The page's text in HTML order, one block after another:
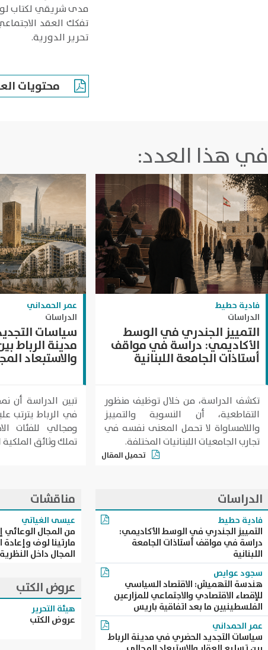
مدى شريقي لكتاب
تفكك العقد
تحرير الدورية.
محتويات
في هذا العدد:
فادية حطيط
الدراسات
التمييز الجندري في الوسط
الأكاديمي: دراسة في مواقف
أستاذات الجامعة اللبنانية
تكشف الدراسة، من خلال توظيف منظور
التقاطعية، أن النسوية والتمييز
واللامساواة لا تحمل المعنى نفسه في
تجارب الجامعيات اللبنانيات المختلفة.
تحميل المقال
عمر الحمداني
الدراسات
سياسات
مدينة الرباط
والاستبعاد
تبين الدراسة أن
في الرباط يترتب
ومجالي للفئات
تملك وثائق الملكية
الدراسات
فادية حطيط
التمييز الجندري في الوسط الأكاديمي:
دراسة في مواقف أستاذات الجامعة
اللبنانية
سجود عوايص
هندسة التهميش: الاقتصاد السياسي
للإقصاء الاقتصادي والاجتماعي للمزارعين
الفلسطينيين ما بعد اتفاقية باريس
عمر الحمداني
سياسات التجديد الحضري في مدينة الرباط
مناقشات
عيسى الغياتي
من المجال الوعائي
مارتينا لوف
المجال داخل
عروض الكتب
هيئة التحرير
عروض الكتب